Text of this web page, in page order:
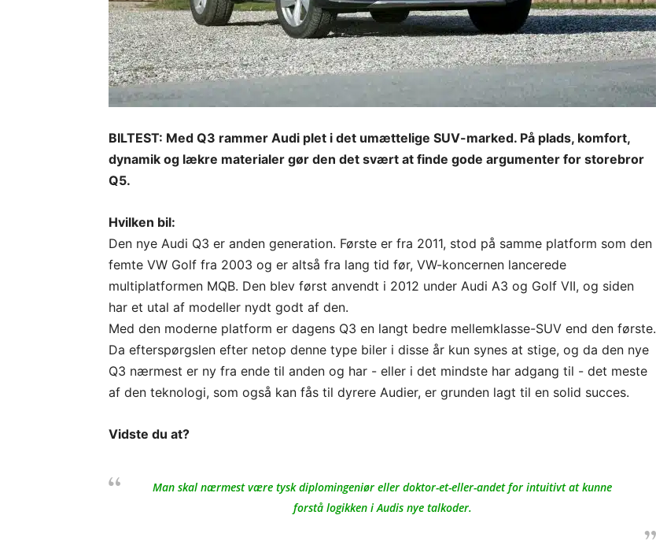
BILTEST: Med Q3 rammer Audi plet i det umættelige SUV-marked. På plads, komfort,
dynamik og lækre materialer gør den det svært at finde gode argumenter for storebror
Q5.
Hvilken bil:
Den nye Audi Q3 er anden generation. Første er fra 2011, stod på samme platform som den
femte VW Golf fra 2003 og er altså fra lang tid før, VW-koncernen lancerede
multiplatformen MQB. Den blev først anvendt i 2012 under Audi A3 og Golf VII, og siden
har et utal af modeller nydt godt af den.
Med den moderne platform er dagens Q3 en langt bedre mellemklasse-SUV end den første.
Da efterspørgslen efter netop denne type biler i disse år kun synes at stige, og da den nye
Q3 nærmest er ny fra ende til anden og har - eller i det mindste har adgang til - det meste
af den teknologi, som også kan fås til dyrere Audier, er grunden lagt til en solid succes.
Vidste du at?
Man skal nærmest være tysk diplomingeniør eller doktor-et-eller-andet for intuitivt at kunne
forstå logikken i Audis nye talkoder.